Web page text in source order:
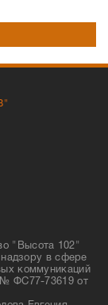
"Высота 102"
в сфере
коммуникаций
№ ФС77-73619 от